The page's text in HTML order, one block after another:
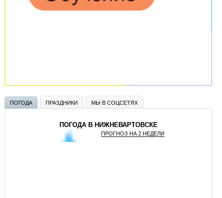
ПОГОДА ПРАЗДНИКИ МЫ В СОЦСЕТЯХ
ПОГОДА В НИЖНЕВАРТОВСКЕ
ПРОГНОЗ НА 2 НЕДЕЛИ